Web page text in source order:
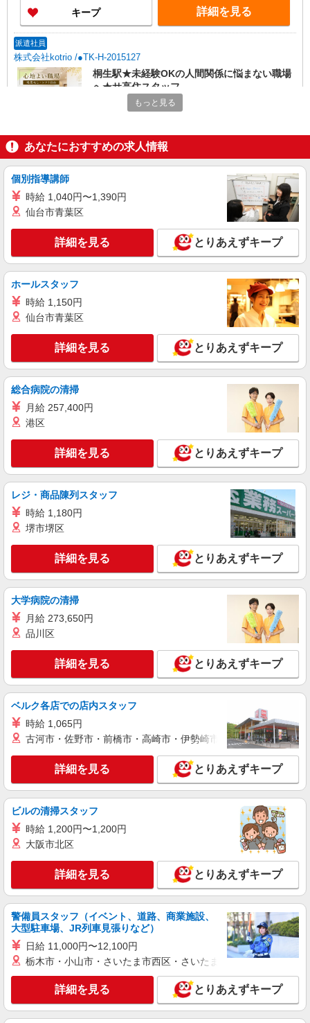
キープ 詳細を見る
派遣社員
株式会社kotrio /●TK-H-2015127
桐生駅★未経験OKの人間関係に悩まない職場
へ★サ高住スタッフ
時給1500円〜2125円 ＜日払い有/週払い有/交
群馬県桐生市
キープ 詳細を見る
派遣社員
株式会社kotrio /●TK-H-2099866
ートSTAFF
時給1500円〜2150円 ＜日払い有/週払い有/交
通費全支給(ガソリン代含む)＞
キープ 詳細を見る
株式会社kotrio /●TK-H-2099544
[ 綺麗 ]高級シニアマンションで生活ケア/見守
時給1500円〜2125円 ＜日払い有/週払い有/交
桐生市｜新桐生駅
キープ 詳細を見る
派遣社員
株式会社kotrio /●TK-H-1992328
桐生駅⇒需要のある福祉業界で介護デビュー＊
資格支援あり
時給1500円〜2125円 ＜日払い有/週払い有/交
通費全支給(ガソリン代含む)＞
群馬県桐生市
キープ 詳細を見る
派遣社員
株式会社kotrio /●TK-H-2099541
[ 綺麗 ]高級シニアマンションで生活ケア/見守
りなど/桐生駅
時給1500円〜2125円 ＜日払い有/週払い有/交
最寄り駅：桐生駅
キープ 詳細を見る
派遣社員
残業キャンセル界隈♪ゆったりとした生活介助
時給1500円〜2125円 ＜日払い有/週払い有/交
通費全支給(ガソリン代含む)＞
桐生市｜新桐生駅
キープ 詳細を見る
派遣社員
桐生駅＊高級シニアマンションでのサポート職
員＊.・：゜
時給1500円〜2125円 ＜日払い有/週払い有/交
もっと見る
あなたにおすすめの求人情報
個別指導講師
時給 1,040円〜1,390円
仙台市青葉区
詳細を見る とりあえずキープ
ホールスタッフ
時給 1,150円
仙台市青葉区
詳細を見る とりあえずキープ
総合病院の清掃
月給 257,400円
港区
詳細を見る とりあえずキープ
レジ・商品陳列スタッフ
時給 1,180円
堺市堺区
詳細を見る とりあえずキープ
大学病院の清掃
月給 273,650円
品川区
詳細を見る とりあえずキープ
ベルク各店での店内スタッフ
時給 1,065円
古河市・佐野市・前橋市・高崎市・伊勢崎市・太田市・館林市
詳細を見る とりあえずキープ
ビルの清掃スタッフ
時給 1,200円〜1,200円
大阪市北区
詳細を見る とりあえずキープ
警備員スタッフ（イベント、道路、商業施設、
大型駐車場、JR列車見張りなど）
日給 11,000円〜12,100円
栃木市・小山市・さいたま市西区・さいたま市岩槻区・久喜市・
詳細を見る とりあえずキープ